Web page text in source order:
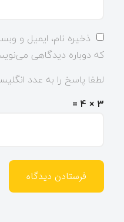
ذخیره نام، ایمیل و
که دوباره دیدگاهی
لطفا پاسخ را به عدد
3 × 4 =